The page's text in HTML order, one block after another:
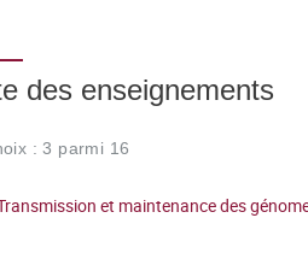
des enseignements
: 3 parmi 16
et maintenance des